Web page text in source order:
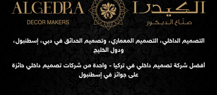
التصميم الداخلي، التصميم المعماري، وتصميم الحدائق في دبي، إسطنبول،
ودول الخليج
أفضل شركة تصميم داخلي في تركيا - واحدة من شركات تصميم داخلي حائزة
على جوائز في إسطنبول